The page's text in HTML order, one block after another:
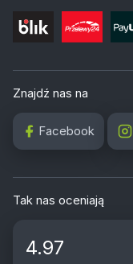
Znajdź nas na
Facebook
Tak nas oceniają
4.97